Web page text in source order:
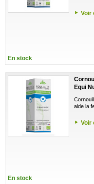
Voir
En stock
Equi
aide la
Voir
En stock